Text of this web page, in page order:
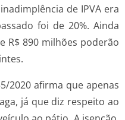
de IPVA era
foi de 20%. Ainda
R$ 890 milhões poderão
2020 afirma que apenas
já que diz respeito ao